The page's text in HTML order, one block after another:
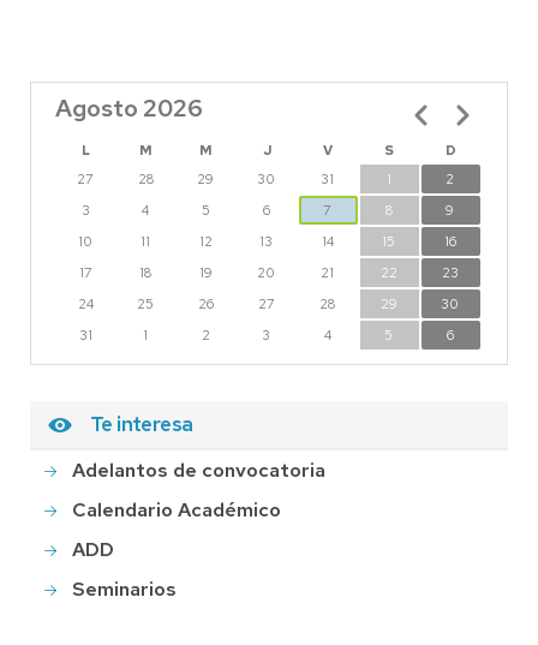
Agosto 2026
L M M J V S
D
27
28 29 30 31 1
2
3
4 5 6 7 8
9
10
11 12 13 14 15
16
17
18 19 20 21 22
23
24
25 26 27 28 29
30
31
1 2 3 4 5 6
Paginación
Te interesa
Adelantos de convocatoria
Calendario Académico
ADD
Seminarios